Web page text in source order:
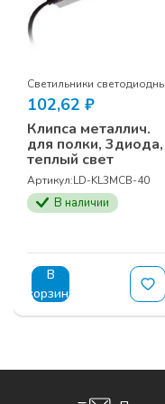
Светильники
102,62 ₽
Клипса металлич.
для полки, 3диода,
теплый свет
Артикул:LD-KL3MCB-40
В наличии
В
корзину